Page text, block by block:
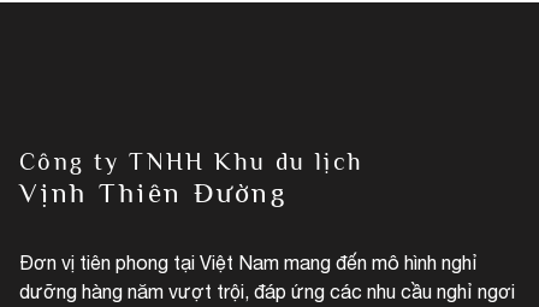
Công ty TNHH Khu du lịch
Vịnh Thiên Đường
Đơn vị tiên phong tại Việt Nam mang đến mô hình nghỉ
dưỡng hàng năm vượt trội, đáp ứng các nhu cầu nghỉ ngơi